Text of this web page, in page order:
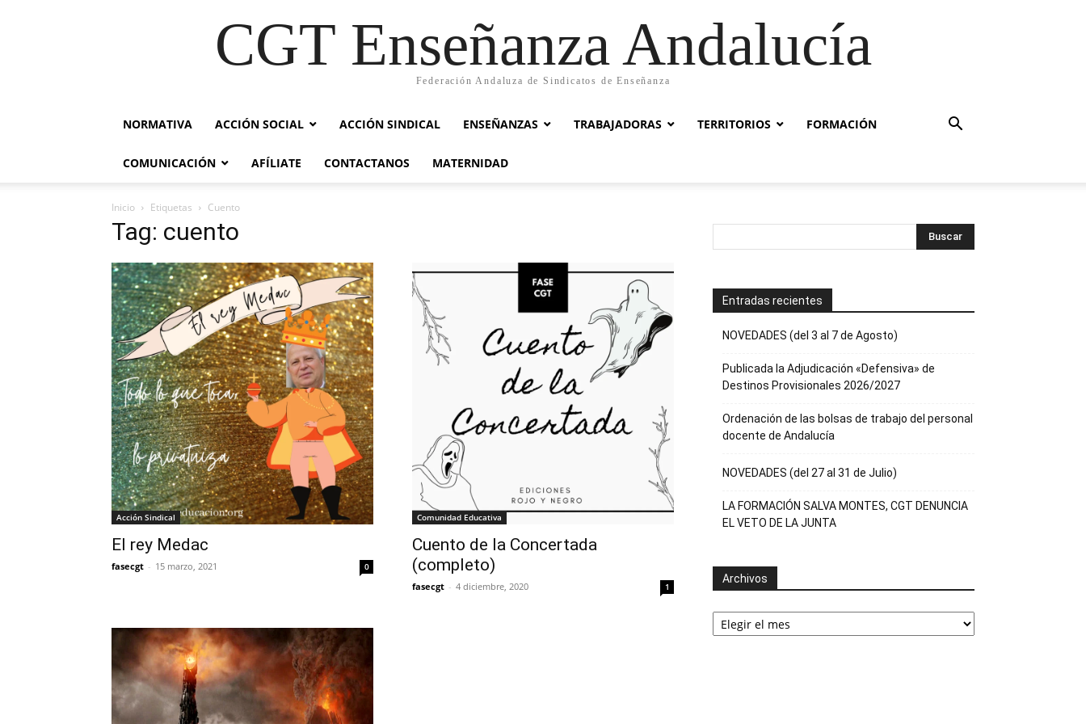
CGT Enseñanza Andalucía
Federación Andaluza de Sindicatos de Enseñanza
NORMATIVA ACCIÓN SOCIAL ACCIÓN SINDICAL ENSEÑANZAS TRABAJADORAS TERRITORIOS FORMACIÓN
COMUNICACIÓN AFÍLIATE CONTACTANOS MATERNIDAD
Inicio Etiquetas Cuento
Tag: cuento
Acción Sindical
El rey Medac
fasecgt - 15 marzo, 2021 0
Comunidad Educativa
Cuento de la Concertada
(completo)
fasecgt - 4 diciembre, 2020 1
Entradas recientes
NOVEDADES (del 3 al 7 de Agosto)
Publicada la Adjudicación «Defensiva» de
Destinos Provisionales 2026/2027
Ordenación de las bolsas de trabajo del personal
docente de Andalucía
NOVEDADES (del 27 al 31 de Julio)
LA FORMACIÓN SALVA MONTES, CGT DENUNCIA
EL VETO DE LA JUNTA
Archivos
Archivos